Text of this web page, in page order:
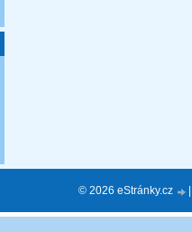
© 2026 eStránky.cz